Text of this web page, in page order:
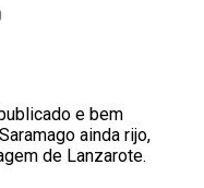
e bem
ainda rijo,
de Lanzarote.